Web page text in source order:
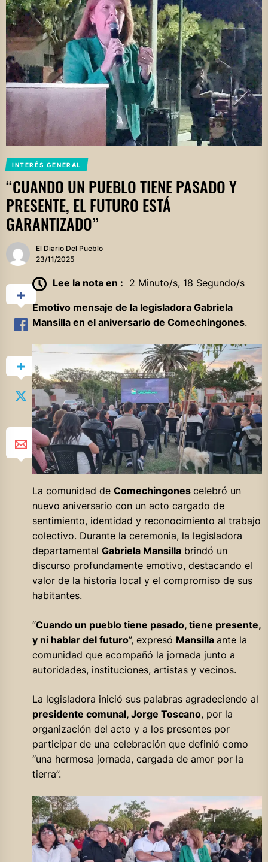
INTERÉS GENERAL
“CUANDO UN PUEBLO TIENE PASADO Y
PRESENTE, EL FUTURO ESTÁ
GARANTIZADO”
El Diario Del Pueblo
23/11/2025
Lee la nota en : 2 Minuto/s, 18 Segundo/s
Emotivo mensaje de la legisladora Gabriela
Mansilla en el aniversario de Comechingones.
La comunidad de Comechingones celebró un
nuevo aniversario con un acto cargado de
sentimiento, identidad y reconocimiento al trabajo
colectivo. Durante la ceremonia, la legisladora
departamental Gabriela Mansillabrindó un
discurso profundamente emotivo, destacando el
valor de la historia local y el compromiso de sus
habitantes.
“Cuando un pueblo tiene pasado, tiene presente,
y ni hablar del futuro”, expresó Mansilla ante la
comunidad que acompañó la jornada junto a
autoridades, instituciones, artistas y vecinos.
La legisladora inició sus palabras agradeciendo al
presidente comunal, Jorge Toscano, por la
organización del acto y a los presentes por
participar de una celebración que definió como
“una hermosa jornada, cargada de amor por la
tierra”.